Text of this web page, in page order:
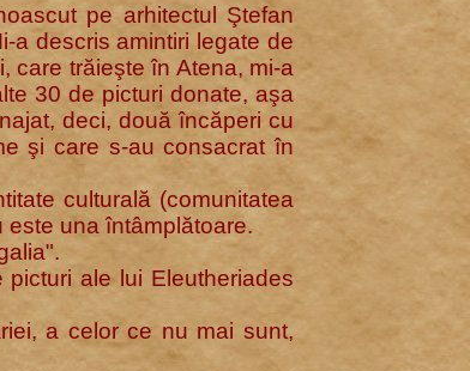
pe arhitectul Ştefan
a descris amintiri legate de
care trăieşte în Atena, mi-a
30 de picturi donate, aşa
deci, două încăperi cu
şi care s-au consacrat în
culturală (comunitatea
este una întâmplătoare.
ale lui Eleutheriades
a celor ce nu mai sunt,